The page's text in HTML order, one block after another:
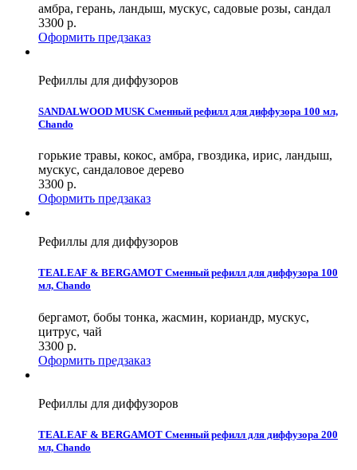
амбра, герань, ландыш, мускус, садовые розы, сандал
3300 р.
Оформить предзаказ
Рефиллы для диффузоров
SANDALWOOD MUSK Сменный рефилл для диффузора 100 мл,
Chando
горькие травы, кокос, амбра, гвоздика, ирис, ландыш,
мускус, сандаловое дерево
3300 р.
Оформить предзаказ
Рефиллы для диффузоров
TEALEAF & BERGAMOT Сменный рефилл для диффузора 100
мл, Chando
бергамот, бобы тонка, жасмин, кориандр, мускус,
цитрус, чай
3300 р.
Оформить предзаказ
Рефиллы для диффузоров
TEALEAF & BERGAMOT Сменный рефилл для диффузора 200
мл, Chando